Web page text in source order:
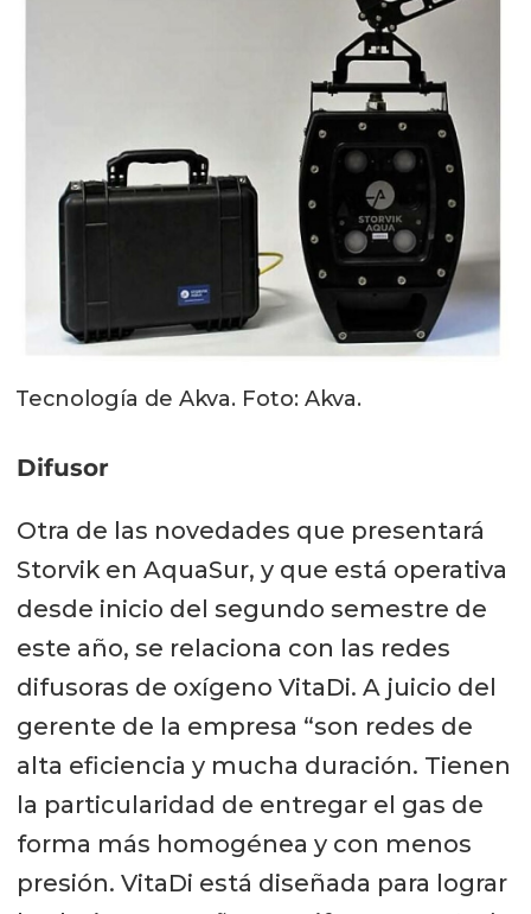
Tecnología de Akva. Foto: Akva.
Difusor
Otra de las novedades que presentará
Storvik en AquaSur, y que está operativa
desde inicio del segundo semestre de
este año, se relaciona con las redes
difusoras de oxígeno VitaDi. A juicio del
gerente de la empresa “son redes de
alta eficiencia y mucha duración. Tienen
la particularidad de entregar el gas de
forma más homogénea y con menos
presión. VitaDi está diseñada para lograr